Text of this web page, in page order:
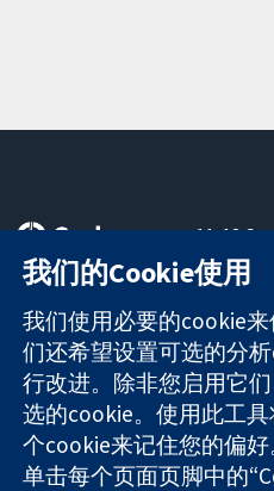
可信任的证据
知情决定
更完善的医疗健
康
11-13
Square
London
W1G 0AN
United
The Cochrane Collaboration is a
我们的Cookie使用
我们使用必要的cookie
们还希望设置可选的分
行改进。除非您启用它
选的cookie。使用此工
个cookie来记住您的偏
单击每个页面页脚中的